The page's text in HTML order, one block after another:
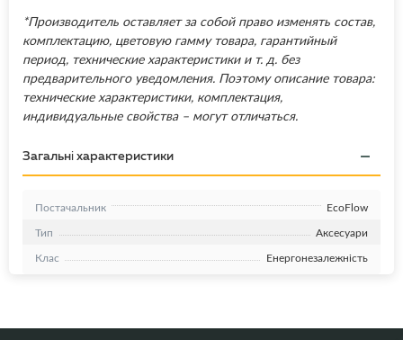
*Производитель оставляет за собой право изменять состав,
комплектацию, цветовую гамму товара, гарантийный
период, технические характеристики и т. д. без
предварительного уведомления. Поэтому описание товара:
технические характеристики, комплектация,
индивидуальные свойства – могут отличаться.
Загальні характеристики
Постачальник
EcoFlow
Тип
Аксесуари
Клас
Енергонезалежність